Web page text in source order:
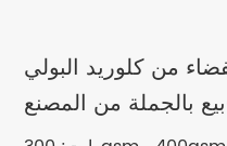
من كلوريد البولي
بالجملة من المصنع